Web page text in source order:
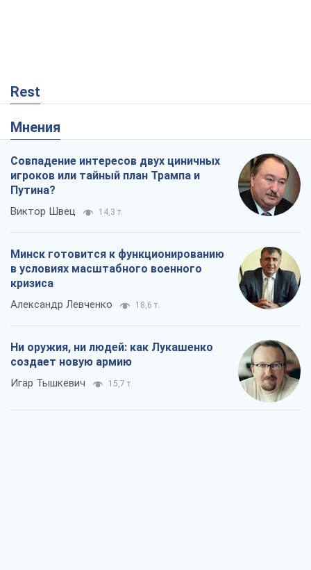
Rest
Мнения
Совпадение интересов двух циничных
игроков или тайный план Трампа и
Путина?
Виктор Швец 14,3 т.
Минск готовится к функционированию
в условиях масштабного военного
кризиса
Александр Левченко 18,6 т.
Ни оружия, ни людей: как Лукашенко
создает новую армию
Игар Тышкевич 15,7 т.